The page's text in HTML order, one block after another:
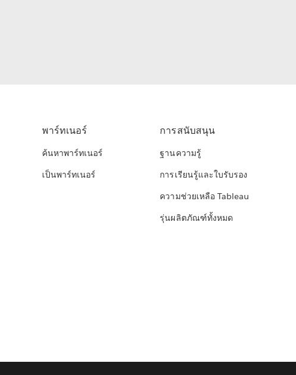
พาร์ทเนอร์
ค้นหาพาร์ทเนอร์
เป็นพาร์ทเนอร์
การสนับสนุน
ฐานความรู้
การเรียนรู้และใบรับรอง
ความช่วยเหลือ Tableau
รุ่นผลิตภัณฑ์ทั้งหมด